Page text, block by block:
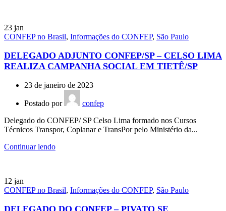
23 jan
CONFEP no Brasil, Informações do CONFEP, São Paulo
DELEGADO ADJUNTO CONFEP/SP – CELSO LIMA
REALIZA CAMPANHA SOCIAL EM TIETÊ/SP
23 de janeiro de 2023
Postado por
confep
Delegado do CONFEP/ SP Celso Lima formado nos Cursos
Técnicos Transpor, Coplanar e TransPor pelo Ministério da...
Continuar lendo
12 jan
CONFEP no Brasil, Informações do CONFEP, São Paulo